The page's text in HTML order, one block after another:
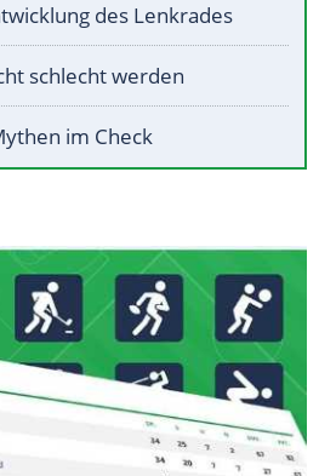
des Lenkrades
schlecht werden
im Check